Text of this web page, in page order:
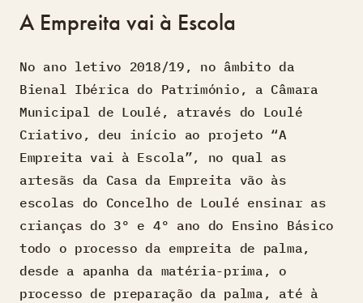
A Empreita vai à Escola
No ano letivo 2018/19, no âmbito da
Bienal Ibérica do Património, a Câmara
Municipal de Loulé, através do Loulé
Criativo, deu início ao projeto “A
Empreita vai à Escola”, no qual as
artesãs da Casa da Empreita vão às
escolas do Concelho de Loulé ensinar as
crianças do 3º e 4º ano do Ensino Básico
todo o processo da empreita de palma,
desde a apanha da matéria-prima, o
processo de preparação da palma, até à